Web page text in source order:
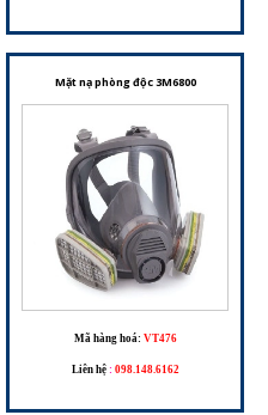
Mặt nạ phòng độc 3M6800
Mã hàng hoá: VT476
Liên hệ : 098.148.6162